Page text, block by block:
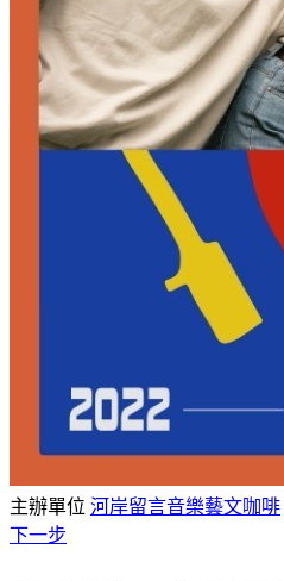
主辦單位 河岸留言音樂藝文咖啡
下一步